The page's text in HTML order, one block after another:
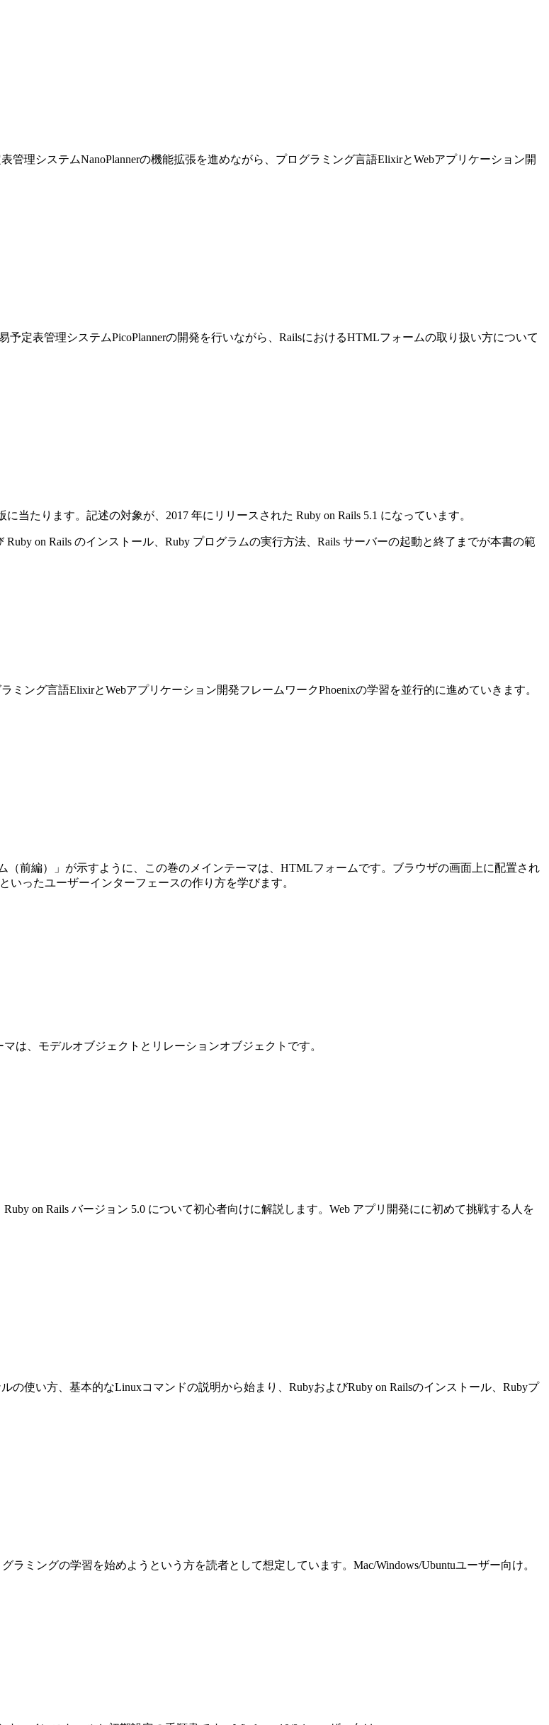
理システムNanoPlannerの機能拡張を進めながら、プログラミング言語ElixirとWebアプリケーション開
定表管理システムPicoPlannerの開発を行いながら、RailsにおけるHTMLフォームの取り扱い方について
当たります。記述の対象が、2017 年にリリースされた Ruby on Rails 5.1 になっています。
on Rails のインストール、Ruby プログラムの実行方法、Rails サーバーの起動と終了までが本書の範
ング言語ElixirとWebアプリケーション開発フレームワークPhoenixの学習を並行的に進めていきます。
（前編）」が示すように、この巻のメインテーマは、HTMLフォームです。ブラウザの画面上に配置され
ったユーザーインターフェースの作り方を学びます。
は、モデルオブジェクトとリレーションオブジェクトです。
on Rails バージョン 5.0 について初心者向けに解説します。Web アプリ開発にに初めて挑戦する人を
の使い方、基本的なLinuxコマンドの説明から始まり、RubyおよびRuby on Railsのインストール、Rubyプ
ミングの学習を始めようという方を読者として想定しています。Mac/Windows/Ubuntuユーザー向け。